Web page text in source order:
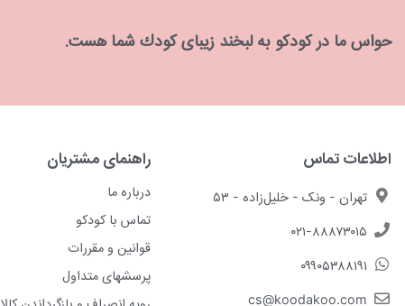
حواس ما در كودكو به لبخند زیبای كودك شما هست.
اطلاعات تماس
تهران - ونک - خلیل‌زاده - ۵۳
۰۲۱-۸۸۸۷۳۰۱۵
۰۹۹۰۵۳۸۸۱۹۱
cs@koodakoo.com
راهنمای مشتریان
درباره ما
تماس با کودکو
قوانین و مقررات
پرسشهای متداول